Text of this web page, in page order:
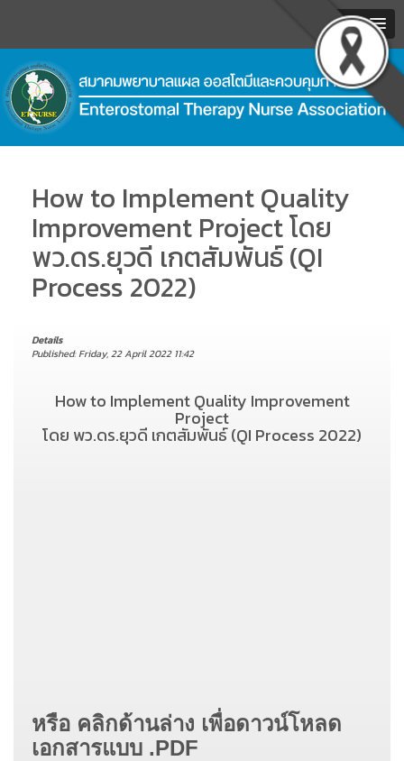
MENU
.
How to Implement Quality
Improvement Project โดย
พว.ดร.ยุวดี เกตสัมพันธ์ (QI
Process 2022)
Details
Published: Friday, 22 April 2022 11:42
How to Implement Quality Improvement
Project
โดย พว.ดร.ยุวดี เกตสัมพันธ์ (QI Process 2022)
หรือ คลิกด้านล่าง เพื่อดาวน์โหลด
เอกสารแบบ .PDF